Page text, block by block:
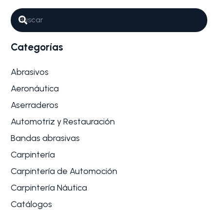
Por qué son tan importantes los
Abrasivos para Fontanería y
climatización (preparación de
tuberías)
Categorías
Abrasivos
Aeronáutica
Aserraderos
Automotriz y Restauración
Bandas abrasivas
Carpintería
Carpintería de Automoción
Carpintería Náutica
Catálogos